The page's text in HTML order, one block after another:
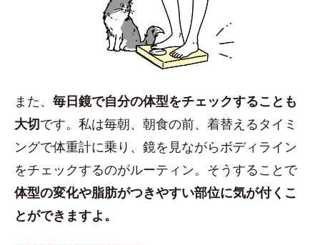
また、 毎日鏡で自分の体型をチェックすることも
大切です。私は毎朝、朝食の前、着替えるタイミ
ングで体重計に乗り、鏡を見ながらボディライン
をチェックするのがルーティン。そうすることで
体型の変化や脂肪がつきやすい部位に気が付くこ
とができますよ。